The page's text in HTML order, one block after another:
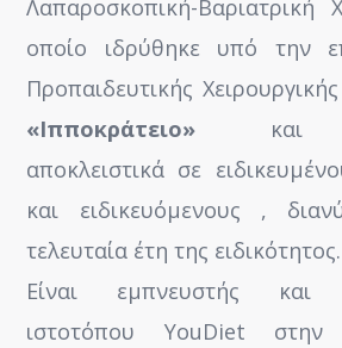
Λαπαροσκοπική-Βαριατρική
οποίο ιδρύθηκε υπό την
Προπαιδευτικής
«Ιπποκράτειο» και
αποκλειστικά σε
και ειδικευόμενους ,
τελευταία έτη της ειδικότητος.
Είναι εμπνευστής και
ιστοτόπου ΥouDiet